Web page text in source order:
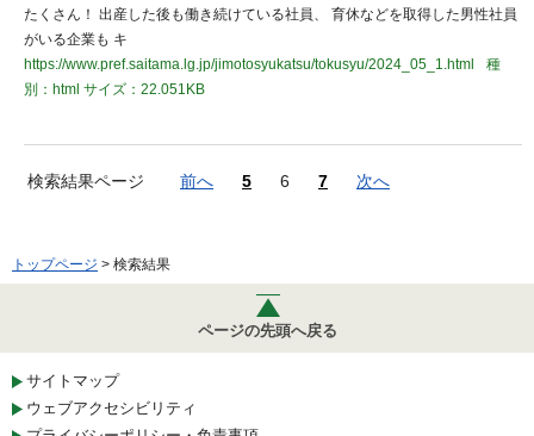
たくさん！ 出産した後も働き続けている社員、 育休などを取得した男性社員
がいる企業も キ
https://www.pref.saitama.lg.jp/jimotosyukatsu/tokusyu/2024_05_1.html
種
別：html サイズ：22.051KB
検索結果ページ 前へ 5 6 7 次へ
トップページ > 検索結果
ページの先頭へ戻る
サイトマップ
ウェブアクセシビリティ